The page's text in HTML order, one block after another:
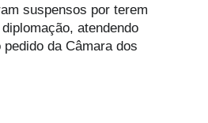
suspensos por terem
atendendo
da Câmara dos